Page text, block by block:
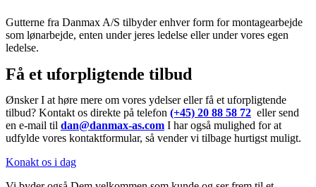
Gutterne fra Danmax A/S tilbyder enhver form for montagearbejde
som lønarbejde, enten under jeres ledelse eller under vores egen
ledelse.
Få et uforpligtende tilbud
Ønsker I at høre mere om vores ydelser eller få et uforpligtende
tilbud? Kontakt os direkte på telefon (+45) 20 88 58 72 eller send
en e-mail til dan@danmax-as.com I har også mulighed for at
udfylde vores kontaktformular, så vender vi tilbage hurtigst muligt.
Konakt os i dag